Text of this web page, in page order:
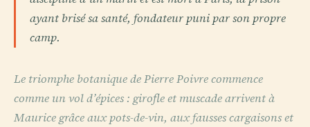
ayant brisé sa santé, fondateur puni par son propre
camp.
Le triomphe botanique de Pierre Poivre commence
comme un vol d’épices : girofle et muscade arrivent à
Maurice grâce aux pots-de-vin, aux fausses cargaisons et